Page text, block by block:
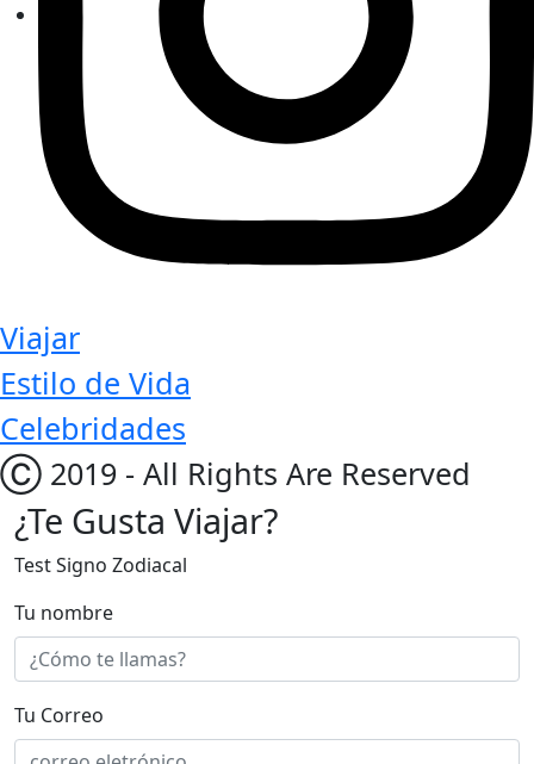
Viajar
Estilo de Vida
Celebridades
Ⓒ 2019 - All Rights Are Reserved
¿Te Gusta Viajar?
Test Signo Zodiacal
Tu nombre
Tu Correo